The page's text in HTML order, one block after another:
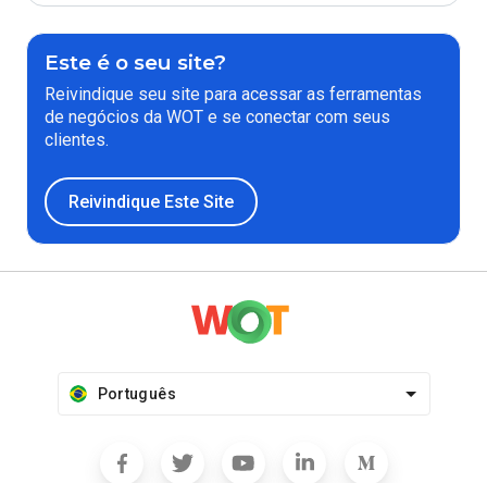
Este é o seu site?
Reivindique seu site para acessar as ferramentas
de negócios da WOT e se conectar com seus
clientes.
Reivindique Este Site
Português